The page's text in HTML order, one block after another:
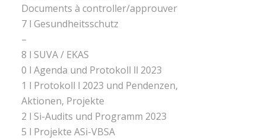
Documents à controller/approuver
7 l Gesundheitsschutz
–
8 l SUVA / EKAS
0 l Agenda und Protokoll ll 2023
1 l Protokoll l 2023 und Pendenzen,
Aktionen, Projekte
2 l Si-Audits und Programm 2023
5 l Projekte ASi-VBSA